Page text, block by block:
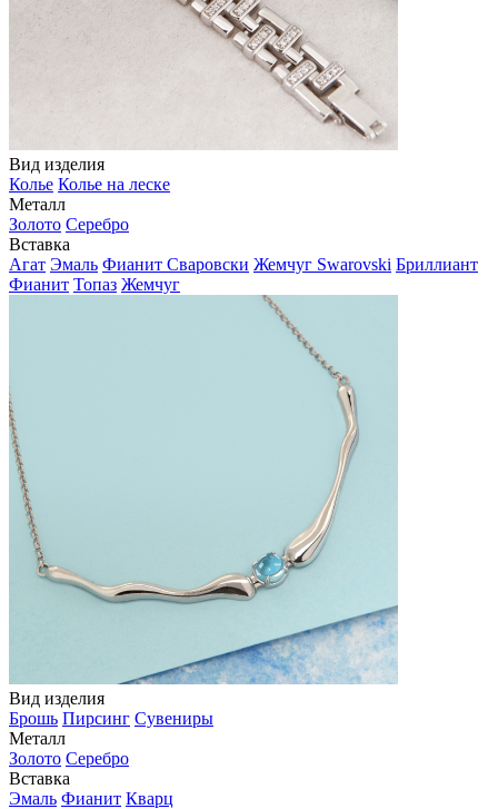
Вид изделия
Колье Колье на леске
Металл
Золото Серебро
Вставка
Агат Эмаль Фианит Сваровски Жемчуг Swarovski Бриллиант
Фианит Топаз Жемчуг
Вид изделия
Брошь Пирсинг Сувениры
Металл
Золото Серебро
Вставка
Эмаль Фианит Кварц